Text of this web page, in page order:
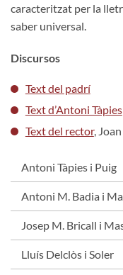
caracteritzat per la
saber universal.
Discursos
Text del padrí
Text d’Antoni Tàpies
Text del rector,
Antoni Tàpies i Puig
Antoni M. Badia i
Josep M. Bricall i
Lluís Delclòs i Soler